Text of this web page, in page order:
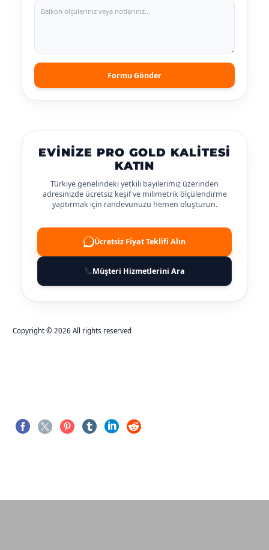
Formu Gönder
EVINIZE PRO GOLD KALITESI
KATIN
Türkiye genelindeki yetkili bayilerimiz üzerinden
adresinizde ücretsiz keşif ve milimetrik ölçülendirme
yaptırmak için randevunuzu hemen oluşturun.
Ücretsiz Fiyat Teklifi Alın
Müşteri Hizmetlerini Ara
Copyright © 2026 All rights reserved